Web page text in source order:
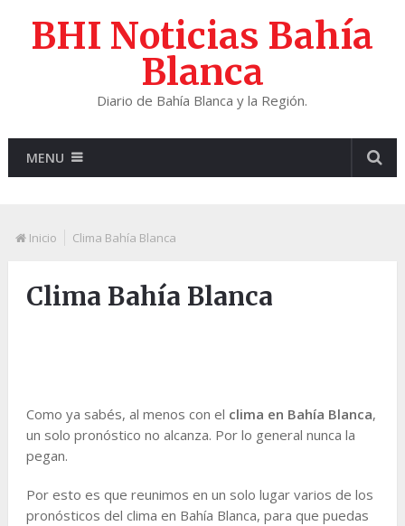
BHI Noticias Bahía
Blanca
Diario de Bahía Blanca y la Región.
MENU
Inicio Clima Bahía Blanca
Clima Bahía Blanca
Como ya sabés, al menos con el clima en Bahía Blanca,
un solo pronóstico no alcanza. Por lo general nunca la
pegan.
Por esto es que reunimos en un solo lugar varios de los
pronósticos del clima en Bahía Blanca, para que puedas